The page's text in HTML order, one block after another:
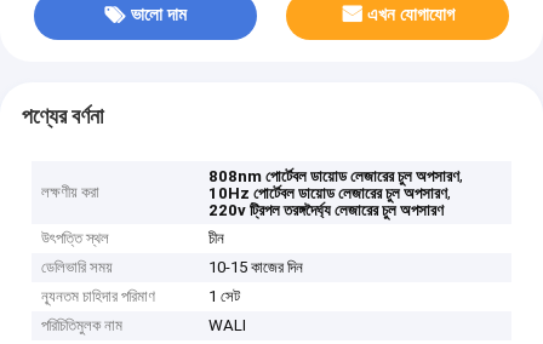
ভালো দাম এখন যোগাযোগ
পণ্যের বর্ণনা
লক্ষণীয় করা
808nm পোর্টেবল ডায়োড লেজারের চুল অপসারণ,
10Hz পোর্টেবল ডায়োড লেজারের চুল অপসারণ,
220v ট্রিপল তরঙ্গদৈর্ঘ্য লেজারের চুল অপসারণ
উৎপত্তি স্থল
চীন
ডেলিভারি সময়
10-15 কাজের দিন
ন্যূনতম চাহিদার পরিমাণ
1 সেট
পরিচিতিমুলক নাম
WALI